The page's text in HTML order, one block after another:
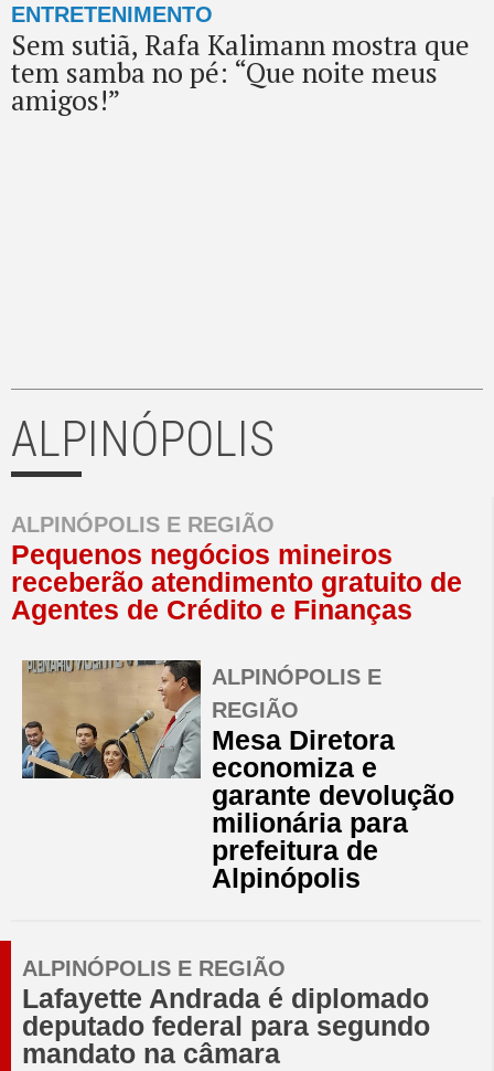
ENTRETENIMENTO
Sem sutiã, Rafa Kalimann mostra que
tem samba no pé: “Que noite meus
amigos!”
ALPINÓPOLIS
ALPINÓPOLIS E REGIÃO
Pequenos negócios mineiros
receberão atendimento gratuito de
Agentes de Crédito e Finanças
ALPINÓPOLIS E
REGIÃO
Mesa Diretora
economiza e
garante devolução
milionária para
prefeitura de
Alpinópolis
ALPINÓPOLIS E REGIÃO
Lafayette Andrada é diplomado
deputado federal para segundo
mandato na câmara